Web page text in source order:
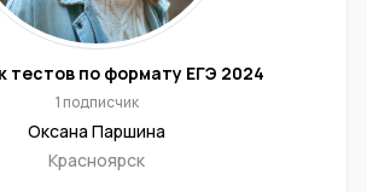
тестов по формату ЕГЭ 2024
1 подписчик
Оксана Паршина
Красноярск